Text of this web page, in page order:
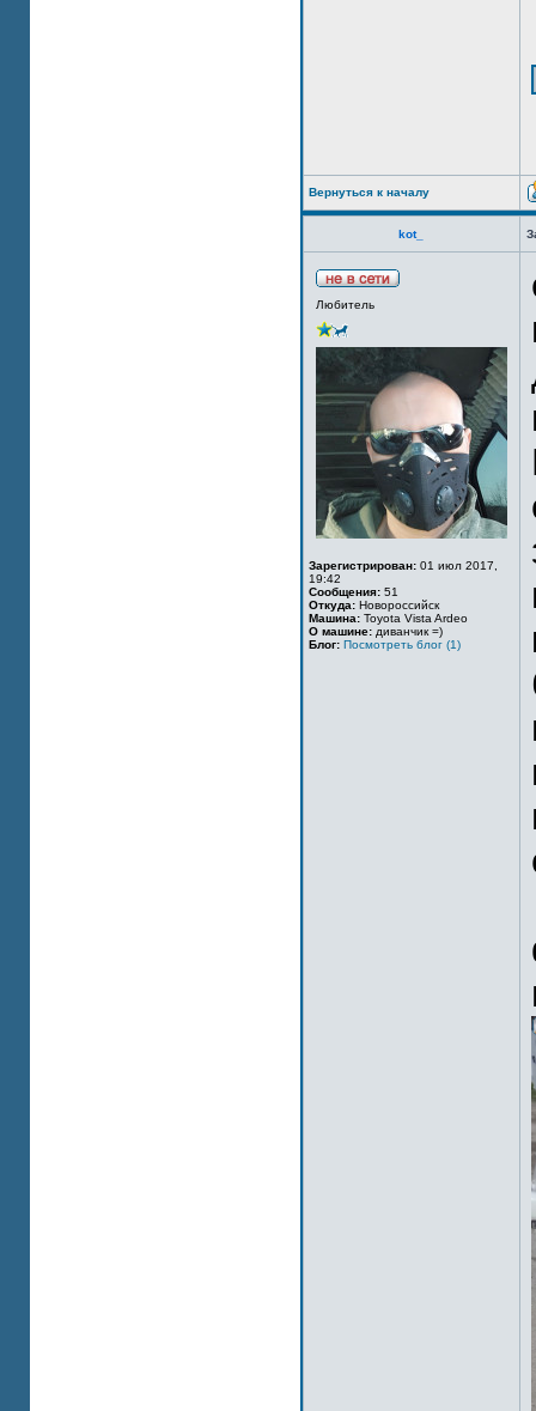
Вернуться к началу
kot_
Любитель
Зарегистрирован: 01 июл 2017,
19:42
Сообщения: 51
Откуда: Новороссийск
Машина: Toyota Vista Ardeo
О машине: диванчик =)
Блог: Посмотреть блог (1)